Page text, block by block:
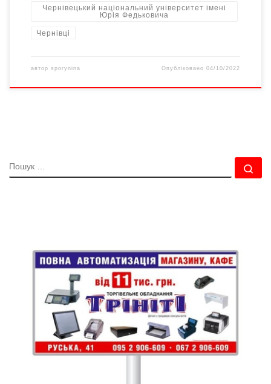
Чернівецький національний університет імені
Юрія Федьковича
Чернівці
автор sporynina Опубліковано04/10/2022
ПОШУК